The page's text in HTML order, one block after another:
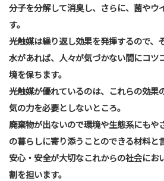
分子を分解して消臭し、さらに、菌やウ
す。
光触媒は繰り返し効果を発揮するので、
水があれば、人々が気づかない間にコツ
境を保ちます。
光触媒が優れているのは、これらの効果
気の力を必要としないところ。
廃棄物が出ないので環境や生態系にもや
の暮らしに寄り添うことのできる材料と
安心・安全が大切なこれからの社会にお
割を担います。